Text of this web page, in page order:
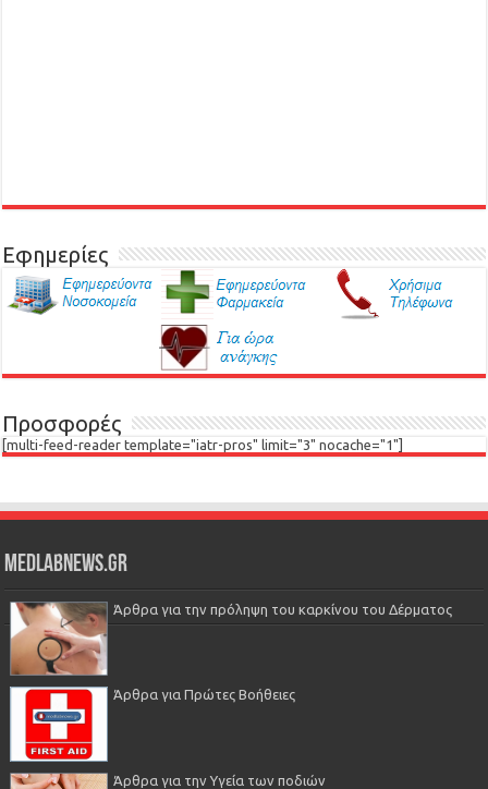
Εφημερίες
Προσφορές
[multi-feed-reader template="iatr-pros" limit="3" nocache="1"]
Medlabnews.gr
Άρθρα για την πρόληψη του καρκίνου του Δέρματος
Άρθρα για Πρώτες Βοήθειες
Άρθρα για την Υγεία των ποδιών